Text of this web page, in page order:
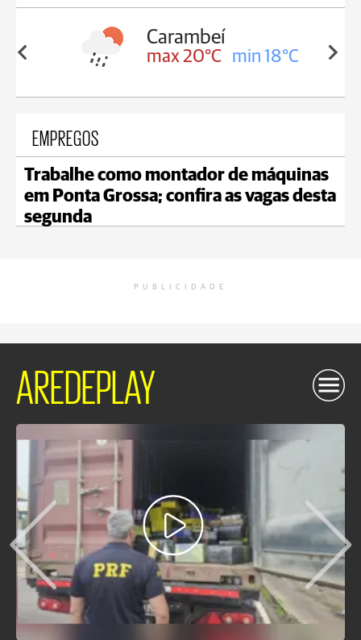
18°C
Carambeí
max 20°C min 18°C
EMPREGOS
Trabalhe como montador de máquinas
em Ponta Grossa; confira as vagas desta
segunda
PUBLICIDADE
AREDEPLAY